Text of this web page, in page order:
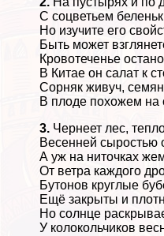
С соцветьем
Но изучите его
Быть может
Кровотеченье
В Китае он салат к
Сорняк живуч,
В плоде похожем на
3. Чернеет лес,
Весенней сыростью
А уж на ниточках
От ветра каждого
Бутонов круглые
Ещё закрыты и
Но солнце
У колокольчиков